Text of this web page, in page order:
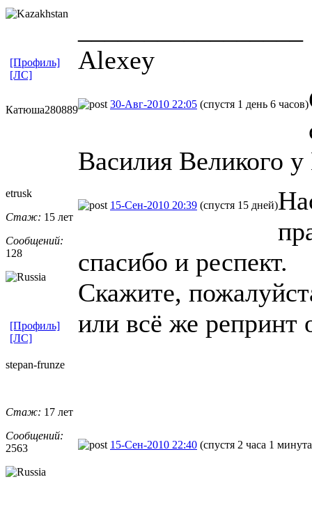
Alexey
[Профиль]
[ЛС]
Катюша280889 30-Авг-2010 22:05 (спустя 1 день 6 часов)
Василия Великого у
etrusk
Стаж: 15 лет
Сообщений:
128
15-Сен-2010 20:39 (спустя 15 дней)
спасибо и респект.
Скажите,
или всё же репринт
[Профиль]
[ЛС]
stepan-frunz​e
Стаж: 17 лет
Сообщений:
2563
15-Сен-2010 22:40 (спустя 2 часа 1